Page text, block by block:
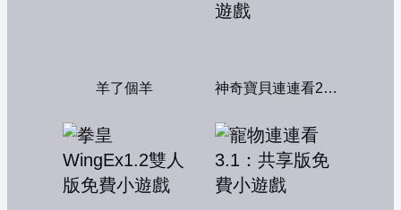
羊了個羊 神奇寶貝連連看2004